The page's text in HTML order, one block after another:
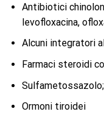
Antibiotici
levofloxacina,
Alcuni integratori
Farmaci steroidi
Ormoni tiroidei